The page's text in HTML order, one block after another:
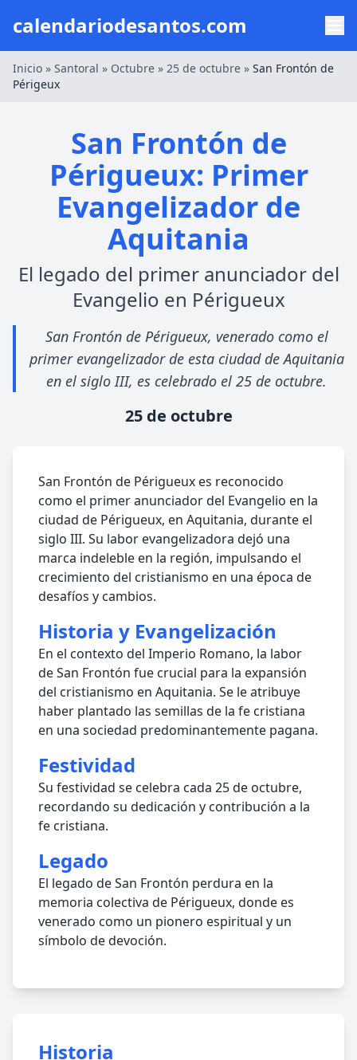
calendariodesantos.com
Inicio » Santoral » Octubre » 25 de octubre » San Frontón de
Périgeux
San Frontón de
Périgueux: Primer
Evangelizador de
Aquitania
El legado del primer anunciador del
Evangelio en Périgueux
San Frontón de Périgueux, venerado como el
primer evangelizador de esta ciudad de Aquitania
en el siglo III, es celebrado el 25 de octubre.
25 de octubre
San Frontón de Périgueux es reconocido
como el primer anunciador del Evangelio en la
ciudad de Périgueux, en Aquitania, durante el
siglo III. Su labor evangelizadora dejó una
marca indeleble en la región, impulsando el
crecimiento del cristianismo en una época de
desafíos y cambios.
Historia y Evangelización
En el contexto del Imperio Romano, la labor
de San Frontón fue crucial para la expansión
del cristianismo en Aquitania. Se le atribuye
haber plantado las semillas de la fe cristiana
en una sociedad predominantemente pagana.
Festividad
Su festividad se celebra cada 25 de octubre,
recordando su dedicación y contribución a la
fe cristiana.
Legado
El legado de San Frontón perdura en la
memoria colectiva de Périgueux, donde es
venerado como un pionero espiritual y un
símbolo de devoción.
Historia